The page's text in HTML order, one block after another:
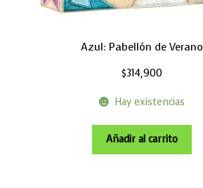
Azul: Pabellón de Verano
$314,900
Hay existencias
Añadir al carrito